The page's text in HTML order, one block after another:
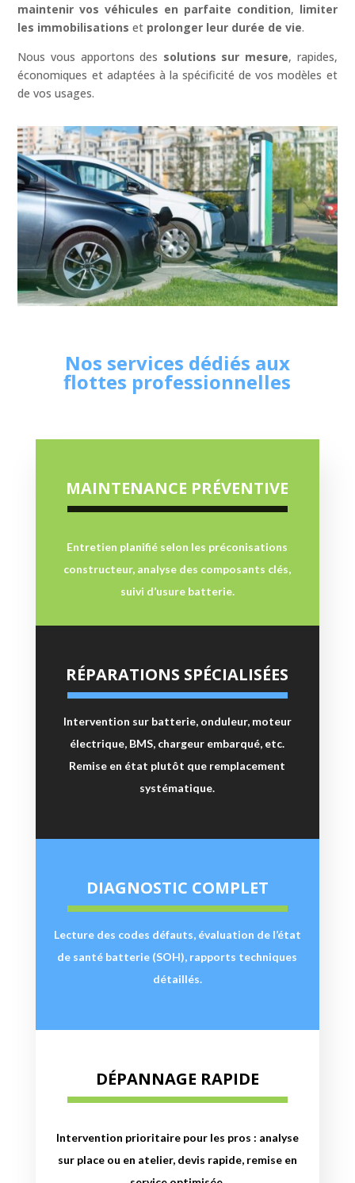
maintenir vos véhicules en parfaite condition, limiter
les immobilisations et prolonger leur durée de vie.
Nous vous apportons des solutions sur mesure, rapides,
économiques et adaptées à la spécificité de vos modèles et
de vos usages.
Nos services dédiés aux
flottes professionnelles
MAINTENANCE PRÉVENTIVE
Entretien planifié selon les préconisations
constructeur, analyse des composants clés,
suivi d’usure batterie.
RÉPARATIONS SPÉCIALISÉES
Intervention sur batterie, onduleur, moteur
électrique, BMS, chargeur embarqué, etc.
Remise en état plutôt que remplacement
systématique.
DIAGNOSTIC COMPLET
Lecture des codes défauts, évaluation de l’état
de santé batterie (SOH), rapports techniques
détaillés.
DÉPANNAGE RAPIDE
Intervention prioritaire pour les pros : analyse
sur place ou en atelier, devis rapide, remise en